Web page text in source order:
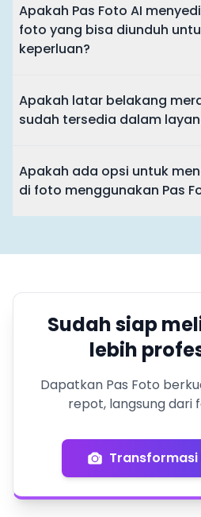
Apakah Pas Foto AI
foto yang bisa diunduh
keperluan?
Apakah latar belakang
sudah tersedia dalam
Apakah ada opsi untuk
di foto menggunakan Pas
Sudah siap
lebih
Dapatkan Pas Foto
repot, langsung dari
Transformasi